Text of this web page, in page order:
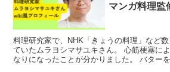
マンガ料理監
料理研究家で、NHK「きょうの料理」など
ていたムラヨシマサユキさん。 心筋梗塞に
なりになったことが分かりました。 バター